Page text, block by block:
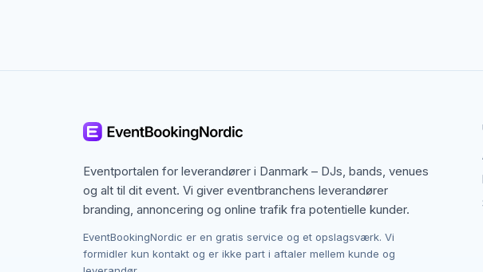
Eventportalen for leverandører i Danmark – DJs, bands, venues
og alt til dit event. Vi giver eventbranchens leverandører
branding, annoncering og online trafik fra potentielle kunder.
EventBookingNordic er en gratis service og et opslagsværk. Vi
formidler kun kontakt og er ikke part i aftaler mellem kunde og